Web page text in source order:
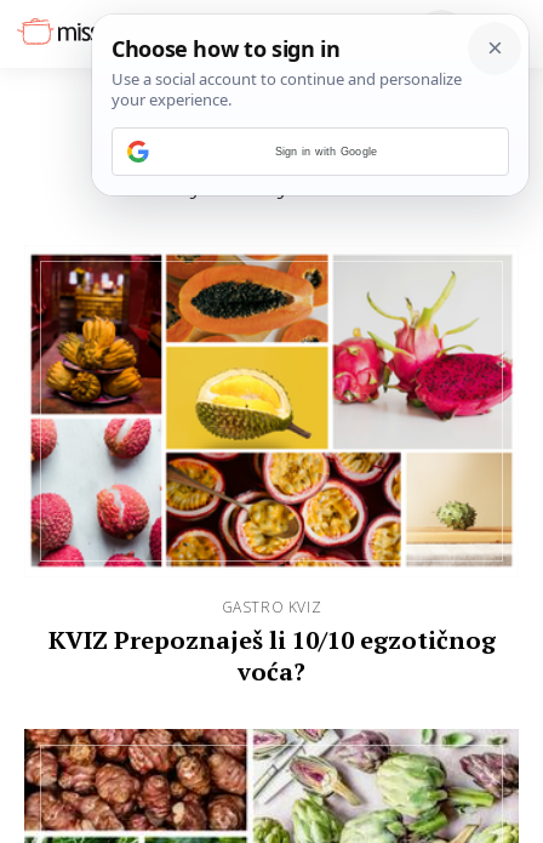
JOŠ VIJESTI
GASTRO KVIZ
KVIZ Prepoznaješ li 10/10 egzotičnog
voća?
Sign in with Google